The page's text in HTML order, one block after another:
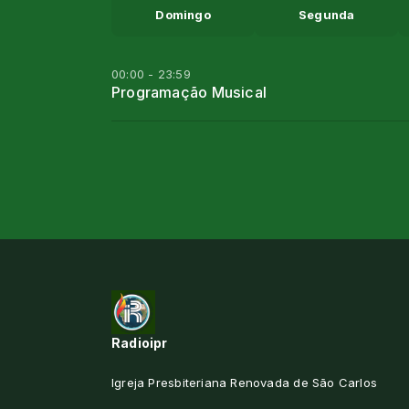
Domingo Segunda
00:00 - 23:59
Programação Musical
Radioipr
Igreja Presbiteriana Renovada de São Carlos